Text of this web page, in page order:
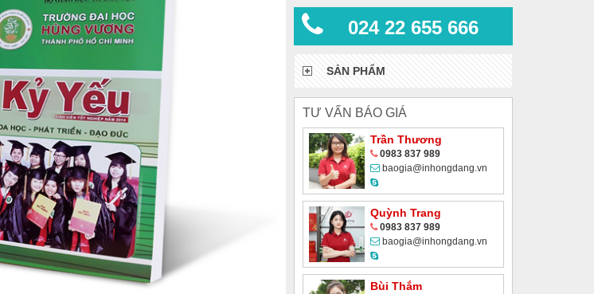
024 22 655 666
SẢN PHẨM
TƯ VẤN BÁO GIÁ
Trần Thương
0983 837 989
baogia@inhongdang.vn
Quỳnh Trang
0983 837 989
baogia@inhongdang.vn
Bùi Thắm